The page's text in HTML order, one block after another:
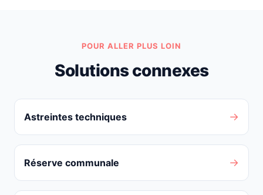
POUR ALLER PLUS LOIN
Solutions connexes
Astreintes techniques →
Réserve communale →